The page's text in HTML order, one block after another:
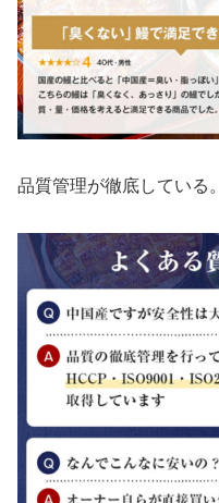
品質管理が徹底している。